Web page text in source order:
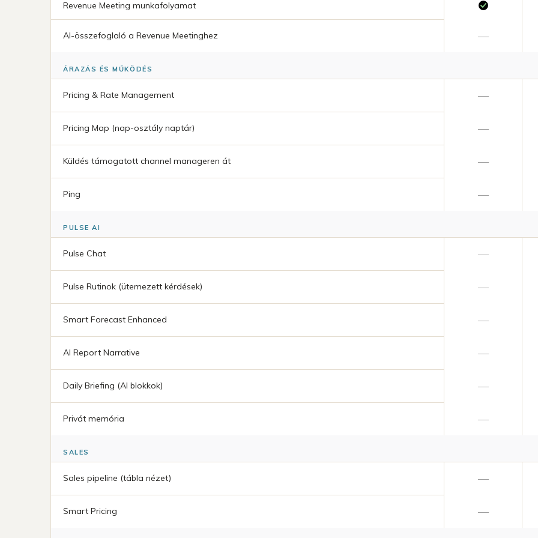
Revenue Meeting munkafolyamat
AI-összefoglaló a Revenue Meetinghez —
ÁRAZÁS ÉS MŰKÖDÉS
Pricing & Rate Management —
Pricing Map (nap-osztály naptár) —
Küldés támogatott channel manageren át —
Ping —
PULSE AI
Pulse Chat —
Pulse Rutinok (ütemezett kérdések) —
Smart Forecast Enhanced —
AI Report Narrative —
Daily Briefing (AI blokkok) —
Privát memória —
SALES
Sales pipeline (tábla nézet) —
Smart Pricing —